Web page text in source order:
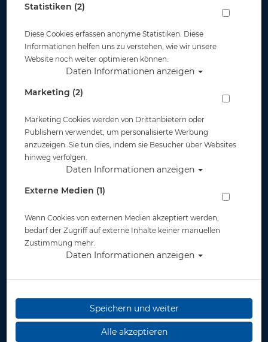
Cressi Flossen Agua - Aquamarine - Gr.
Artikelnr.: cre-CA206335
Herstellerpreis: 34,99 €
Statistiken (2)
Diese Cookies erfassen anonyme Statistiken. Diese
Informationen helfen uns zu verstehen, wie wir unsere
Website noch weiter optimieren können.
Daten Informationen anzeigen
Marketing (2)
Marketing Cookies werden von Drittanbietern oder
Publishern verwendet, um personalisierte Werbung
anzuzeigen. Sie tun dies, indem sie Besucher über Websites
hinweg verfolgen.
Daten Informationen anzeigen
Externe Medien (1)
Wenn Cookies von externen Medien akzeptiert werden,
bedarf der Zugriff auf externe Inhalte keiner manuellen
Zustimmung mehr.
Daten Informationen anzeigen
Speichern und weiter
Alle akzeptieren